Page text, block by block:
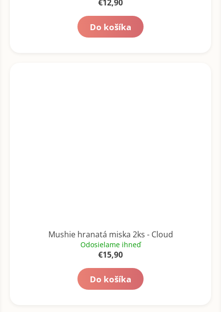
€12,90
Do košíka
Mushie hranatá miska 2ks - Cloud
Odosielame ihneď
€15,90
Do košíka